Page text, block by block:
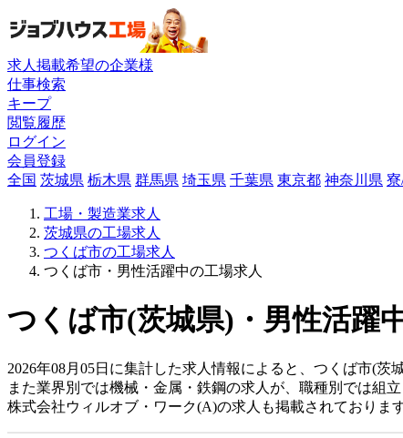
求人掲載希望の企業様
仕事検索
キープ
閲覧履歴
ログイン
会員登録
全国 茨城県 栃木県 群馬県 埼玉県 千葉県 東京都 神奈川県 寮
工場・製造業求人
茨城県の工場求人
つくば市の工場求人
つくば市・男性活躍中の工場求人
つくば市(茨城県)・男性活躍
2026年08月05日に集計した求人情報によると、つくば市(茨
また業界別では機械・金属・鉄鋼の求人が、職種別では組
株式会社ウィルオブ・ワーク(A)の求人も掲載されておりま